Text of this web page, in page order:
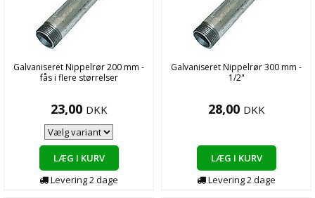
Galvaniseret Nippelrør 200 mm -
fås i flere størrelser
23,00 DKK
LÆG I KURV
Levering2dage
Galvaniseret Nippelrør 300 mm -
1/2"
28,00 DKK
LÆG I KURV
Levering2dage